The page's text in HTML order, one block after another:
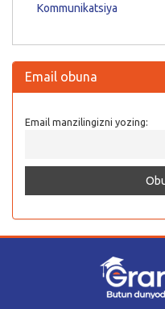
Kommunikatsiya
Email obuna
Email manzilingizni yozing: